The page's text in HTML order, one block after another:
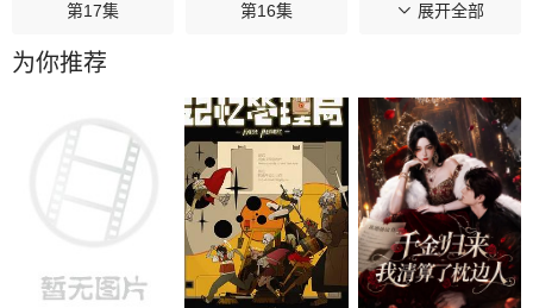
第17集 第16集 第15集
第14集
第10集 第09集
第08集 第07集 第06集
第05集 第04集 第03集
展开全部
为你推荐